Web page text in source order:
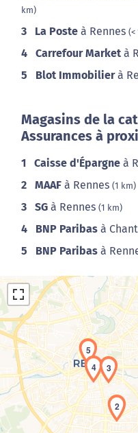
km)
3 La Poste à Rennes (<
4 Carrefour Market à
5 Blot Immobilierà
Magasins de la
Assurances à
1 Caisse d'Épargne à
2 MAAF à Rennes (1 km)
3 SG à Rennes (1 km)
4 BNP Paribas à
5 BNP Paribas à
2
3
4
5